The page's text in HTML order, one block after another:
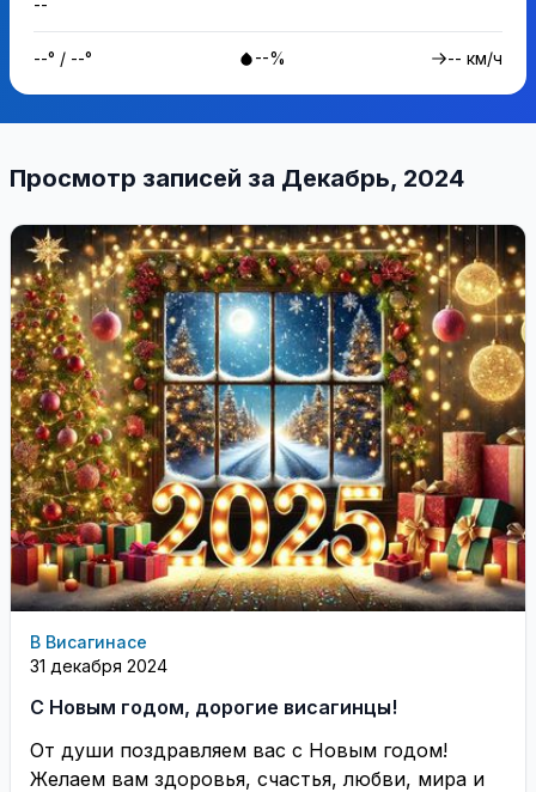
--
--° / --° --% -- км/ч
Просмотр записей за Декабрь, 2024
В Висагинасе
31 декабря 2024
С Новым годом, дорогие висагинцы!
От души поздравляем вас с Новым годом!
Желаем вам здоровья, счастья, любви, мира и